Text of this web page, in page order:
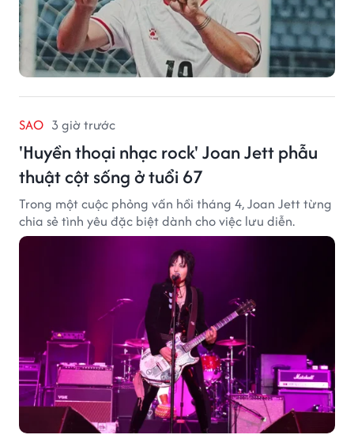
SAO 3 giờ trước
'Huyền thoại nhạc rock' Joan Jett phẫu
thuật cột sống ở tuổi 67
Trong một cuộc phỏng vấn hồi tháng 4, Joan Jett từng
chia sẻ tình yêu đặc biệt dành cho việc lưu diễn.